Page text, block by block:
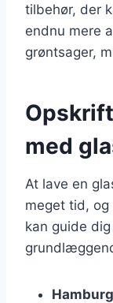
tilbehør, der
endnu mere
grøntsager,
med
At lave en
meget tid,
kan guide